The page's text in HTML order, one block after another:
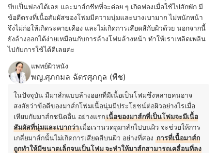
บีบเป็นฟองได้เลย และมาส์กชีทที่จะค่อย ๆ เกิดฟองเมื่อใช้ไปสักพัก มี
ข้อดีตรงที่เนื้อสัมผัสของโฟมมีความนุ่มและบางเบามาก ไม่หนักหน้า
จึงไม่ก่อให้เกิดระคายเคือง และไม่เกิดการเสียดสีกับผิวด้วย นอกจากนี้
ยังล้างออกได้ง่ายเหมือนกับการล้างโฟมล้างหน้า ทำให้เราเพลิดเพลิน
ไปกับการใช้ได้ดีเลยค่ะ
แพทย์ผิวหนัง
พญ.ศุภกมล ฉัตรศุภกุล (พีช)
ในปัจจุบัน มีมาส์กแบบล้างออกที่มีเนื้อเป็นโฟมซึ่งหลายคนอาจ
สงสัยว่าข้อดีของมาส์กโฟมเนื้อนุ่มมีประโยชน์ต่อผิวอย่างไรเมื่อ
เทียบกับมาส์กชนิดอื่น อย่างแรกเนื้อของมาส์กที่เป็นโฟมจะมีเนื้อ
สัมผัสที่นุ่มและเบากว่าเมื่อเรานวดถูมาส์กไปบนผิว จะช่วยให้การ
เกลี่ยมาส์กนั้นไม่เกิดการเสียดสีบนผิว อย่างที่สอง การที่เนื้อมาส์ก
ถูกทำให้มีขนาดเล็กจนเป็นโฟม จะทำให้มาส์กสามารถเคลื่อนที่ลง